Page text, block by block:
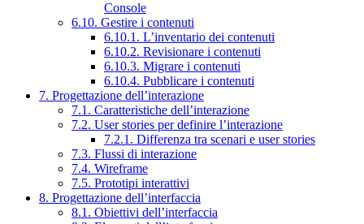
Console
6.10. Gestire i contenuti
6.10.1. L’inventario dei contenuti
6.10.2. Revisionare i contenuti
6.10.3. Migrare i contenuti
6.10.4. Pubblicare i contenuti
7. Progettazione dell’interazione
7.1. Caratteristiche dell’interazione
7.2. User stories per definire l’interazione
7.2.1. Differenza tra scenari e user stories
7.3. Flussi di interazione
7.4. Wireframe
7.5. Prototipi interattivi
8. Progettazione dell’interfaccia
8.1. Obiettivi dell’interfaccia